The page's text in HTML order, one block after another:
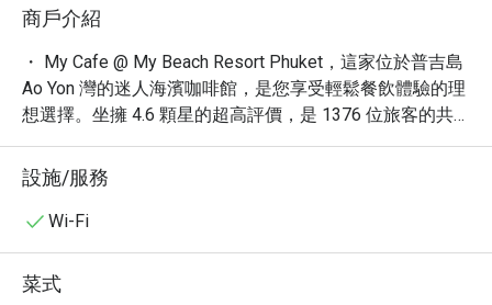
商戶介紹
・ My Cafe @ My Beach Resort Phuket，這家位於普吉島
Ao Yon 灣的迷人海濱咖啡館，是您享受輕鬆餐飲體驗的理
想選擇。坐擁 4.6 顆星的超高評價，是 1376 位旅客的共
同推薦。
・ 這裡提供精緻的餐點，更是一個讓您沉浸在海灘美景中
的絕佳地點。顧客讚譽有加的「沙灘」景觀、迷人的「夕
陽」餘暉，以及「寧靜」的氛圍，讓這裡成為放鬆身心的
・ 透過 Eatigo 預訂，您將有機會以最高 5 折的優惠，盡
情享受 My Cafe @ My Beach Resort Phuket 的美味佳餚與
設施/服務
Wi-Fi
菜式